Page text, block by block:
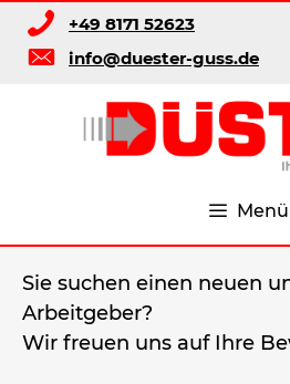
Zum
Inhalt
+49 8171 52623
info@duester-guss.de
Menü
Sie suchen einen neuen
Arbeitgeber?
Wir freuen uns auf Ihre